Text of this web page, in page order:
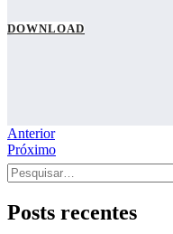
DOWNLOAD
Navegação
de
Post
Anterior
Próximo
Procurar
por:
Posts recentes